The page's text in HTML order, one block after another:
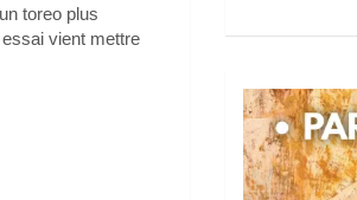
toreo plus
vient mettre